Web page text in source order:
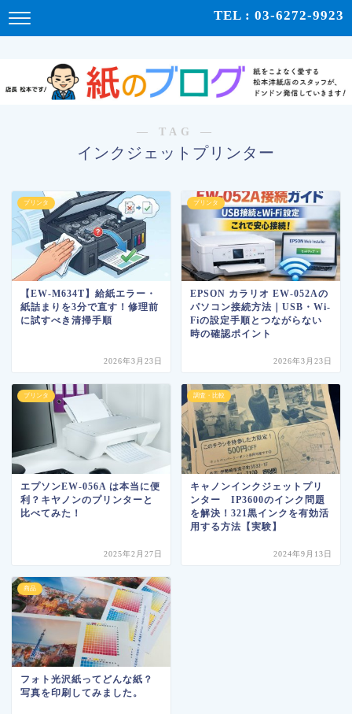
TEL : 03-6272-9923
― TAG ―
インクジェットプリンター
プリンタ
【EW-M634T】給紙エラー・
紙詰まりを3分で直す！修理前
に試すべき清掃手順
2026年3月23日
プリンタ
EPSON カラリオ EW-052Aの
パソコン接続方法｜USB・Wi-
Fiの設定手順とつながらない
時の確認ポイント
2026年3月23日
プリンタ
エプソンEW-056A は本当に便
利？キヤノンのプリンターと
比べてみた！
2025年2月27日
調査・比較
キャノンインクジェットプリ
ンター IP3600のインク問題
を解決！321黒インクを有効活
用する方法【実験】
2024年9月13日
商品
フォト光沢紙ってどんな紙？
写真を印刷してみました。